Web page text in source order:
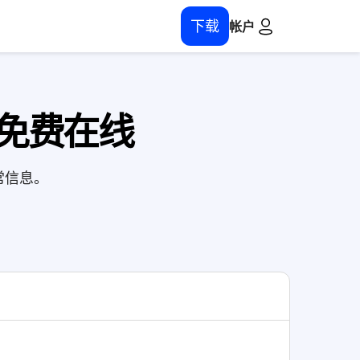
下载 帐户
费在线
息。